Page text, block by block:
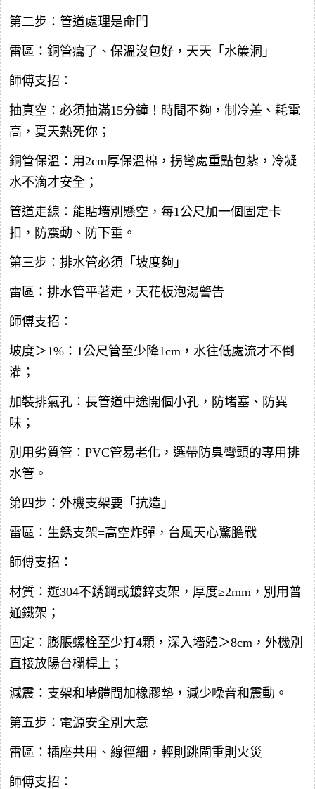
第二步：管道處理是命門
雷區：銅管癟了、保溫沒包好，天天「水簾洞」
師傅支招：
抽真空：必須抽滿15分鐘！時間不夠，制冷差、耗電
高，夏天熱死你；
銅管保溫：用2cm厚保溫棉，拐彎處重點包紮，冷凝
水不滴才安全；
管道走線：能貼墻別懸空，每1公尺加一個固定卡
扣，防震動、防下垂。
第三步：排水管必須「坡度夠」
雷區：排水管平著走，天花板泡湯警告
師傅支招：
坡度＞1%：1公尺管至少降1cm，水往低處流才不倒
灌；
加裝排氣孔：長管道中途開個小孔，防堵塞、防異
味；
別用劣質管：PVC管易老化，選帶防臭彎頭的專用排
水管。
第四步：外機支架要「抗造」
雷區：生銹支架=高空炸彈，台風天心驚膽戰
師傅支招：
材質：選304不銹鋼或鍍鋅支架，厚度≥2mm，別用普
通鐵架；
固定：膨脹螺栓至少打4顆，深入墻體＞8cm，外機別
直接放陽台欄桿上；
減震：支架和墻體間加橡膠墊，減少噪音和震動。
第五步：電源安全別大意
雷區：插座共用、線徑細，輕則跳閘重則火災
師傅支招：